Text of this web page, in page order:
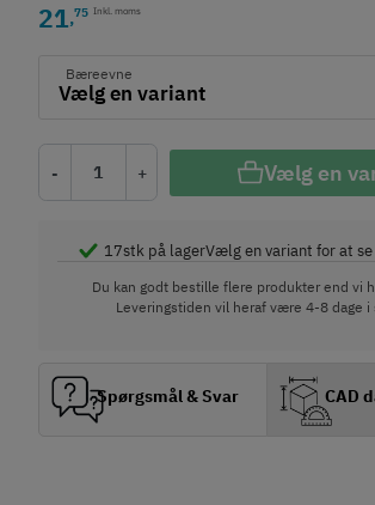
21,75 Inkl. moms
Bæreevne
- + Vælg en
17stk på lagerVælg en variant for at
Du kan godt bestille flere produkter end vi
Leveringstiden vil heraf være 4-8 dage i
Spørgsmål & Svar CAD